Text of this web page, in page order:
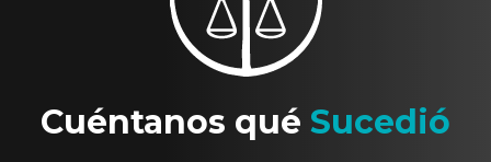
Cuéntanos qué Sucedió